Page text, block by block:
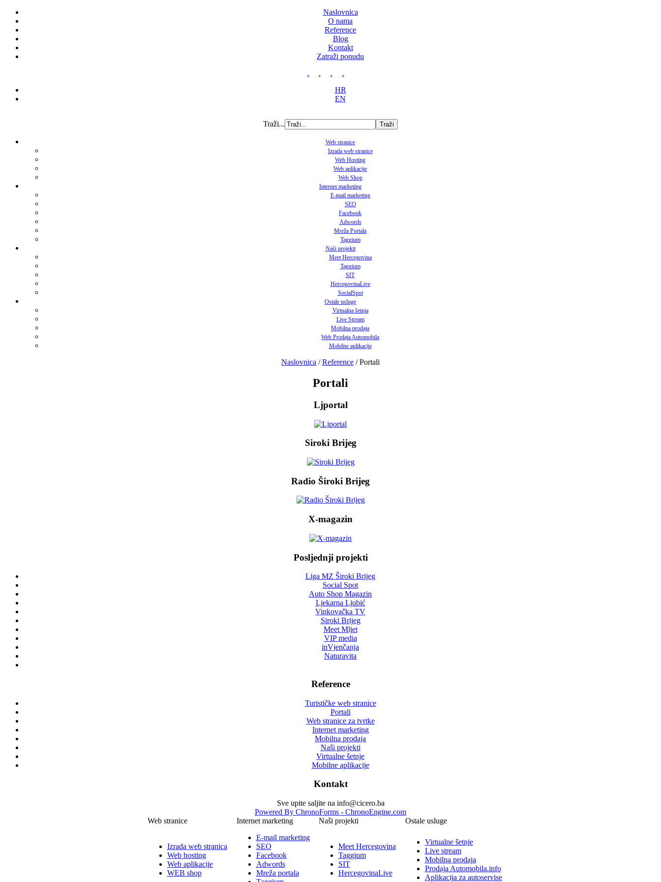
Naslovnica
O nama
Reference
Blog
Kontakt
Zatraži ponudu
.
. .
.
HR
EN
Traži...
Web stranice
Izrada web stranice
Web Hosting
Web aplikacije
Web Shop
Internet marketing
E-mail marketing
SEO
Facebook
Adwords
Mreža Portala
Taggium
Naši projekti
Meet Hercegovina
Taggium
SIT
HercegovinaLive
SocialSpot
Ostale usluge
Virtualna šetnja
Live Stream
Mobilna prodaja
Web Prodaja Automobila
Mobilne aplikacije
Naslovnica /Reference /Portali
Portali
Ljportal
Siroki Brijeg
Radio Široki Brijeg
X-magazin
Posljednji projekti
Liga MZ Široki Brijeg
Social Spot
Auto Shop Magazin
Ljekarna Ljubić
Vinkovačka TV
Siroki Brijeg
Meet Mljet
VIP media
inVjenčanja
Naturavita
Reference
Turističke web stranice
Portali
Web stranice za tvrtke
Internet marketing
Mobilna prodaja
Naši projekti
Virtualne šetnje
Mobilne aplikacije
Kontakt
Sve upite saljite na info@cicero.ba
Powered By ChronoForms - ChronoEngine.com
Web stranice
Internet marketing Naši projekti Ostale usluge
Izrada web stranica
Web hosting
Web aplikacije
WEB shop
E-mail marketing
SEO
Facebook
Adwords
Mreža portala
Meet Hercegovina
Taggium
SIT
HercegovinaLive
Virtualne šetnje
Live stream
Mobilna prodaja
Prodaja Automobila.info
Aplikacija za autoservise